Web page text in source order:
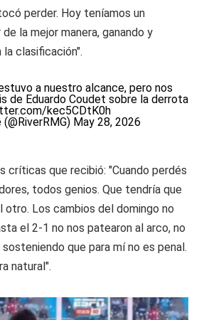
perder. Hoy teníamos un
la mejor manera, ganando y
la clasificación".
a nuestro alcance, pero nos
de Eduardo Coudet sobre la derrota
kec5CDtK0h
May 28, 2026
críticas que recibió: "Cuando perdés
todos genios. Que tendría que
otro. Los cambios del domingo no
el 2-1 no nos patearon al arco, no
que para mí no es penal.
natural".